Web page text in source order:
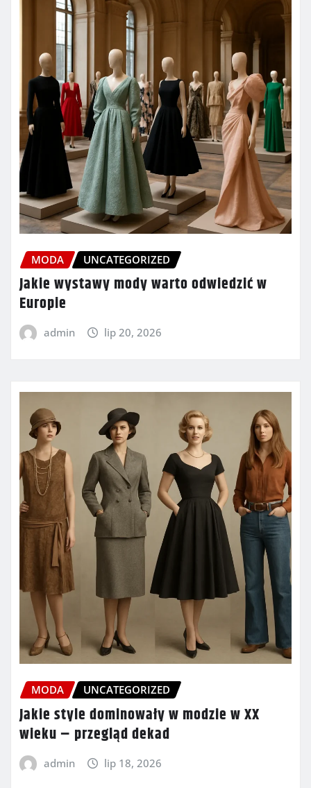
MODA UNCATEGORIZED
Jakie wystawy mody warto odwiedzić w
Europie
admin lip 20, 2026
MODA UNCATEGORIZED
Jakie style dominowały w modzie w XX
wieku – przegląd dekad
admin lip 18, 2026